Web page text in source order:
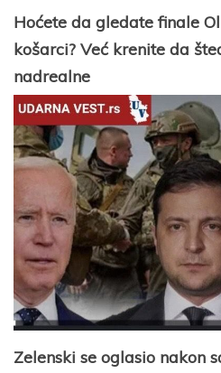
Hoćete da gledate finale
košarci? Već krenite da
nadrealne
Zelenski se oglasio nakon